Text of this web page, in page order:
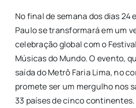
No final de semana dos dias 24
Paulo se transformará em um
celebração global com o
Músicas do Mundo. O evento,
saída do Metrô Faria Lima, no
promete ser um mergulho nos
33 países de cinco